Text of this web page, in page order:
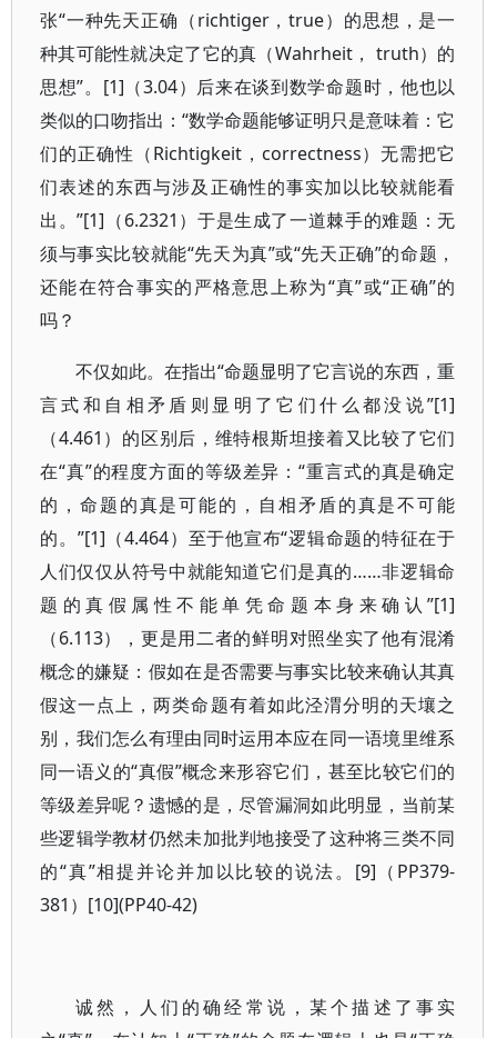
张“一种先天正确（richtiger，true）的思想，是一
种其可能性就决定了它的真（Wahrheit， truth）的
思想”。[1]（3.04）后来在谈到数学命题时，他也以
类似的口吻指出：“数学命题能够证明只是意味着：它
们的正确性（Richtigkeit，correctness）无需把它
们表述的东西与涉及正确性的事实加以比较就能看
出。”[1]（6.2321）于是生成了一道棘手的难题：无
须与事实比较就能“先天为真”或“先天正确”的命题，
还能在符合事实的严格意思上称为“真”或“正确”的
吗？
不仅如此。在指出“命题显明了它言说的东西，重
言式和自相矛盾则显明了它们什么都没说”[1]
（4.461）的区别后，维特根斯坦接着又比较了它们
在“真”的程度方面的等级差异：“重言式的真是确定
的，命题的真是可能的，自相矛盾的真是不可能
的。”[1]（4.464）至于他宣布“逻辑命题的特征在于
人们仅仅从符号中就能知道它们是真的……非逻辑命
题的真假属性不能单凭命题本身来确认”[1]
（6.113），更是用二者的鲜明对照坐实了他有混淆
概念的嫌疑：假如在是否需要与事实比较来确认其真
假这一点上，两类命题有着如此泾渭分明的天壤之
别，我们怎么有理由同时运用本应在同一语境里维系
同一语义的“真假”概念来形容它们，甚至比较它们的
等级差异呢？遗憾的是，尽管漏洞如此明显，当前某
些逻辑学教材仍然未加批判地接受了这种将三类不同
的“真”相提并论并加以比较的说法。[9]（PP379-
381）[10](PP40-42)
诚然，人们的确经常说，某个描述了事实